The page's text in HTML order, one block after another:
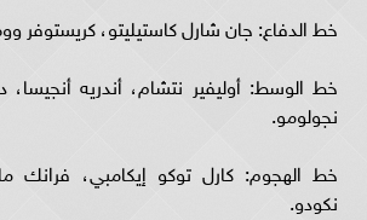
خط الدفاع: جان شارل كاستيليتو، كريستوفر
خط الوسط: أوليفير نتشام، أندريه أنجيسا،
نجولومو.
خط الهجوم: كارل توكو إيكامبي، فرانك
نكودو.